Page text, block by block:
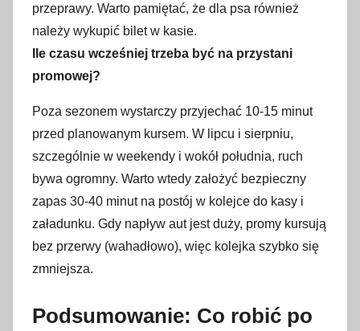
przeprawy. Warto pamiętać, że dla psa również
należy wykupić bilet w kasie.
Ile czasu wcześniej trzeba być na przystani
promowej?
Poza sezonem wystarczy przyjechać 10-15 minut
przed planowanym kursem. W lipcu i sierpniu,
szczególnie w weekendy i wokół południa, ruch
bywa ogromny. Warto wtedy założyć bezpieczny
zapas 30-40 minut na postój w kolejce do kasy i
załadunku. Gdy napływ aut jest duży, promy kursują
bez przerwy (wahadłowo), więc kolejka szybko się
zmniejsza.
Podsumowanie: Co robić po